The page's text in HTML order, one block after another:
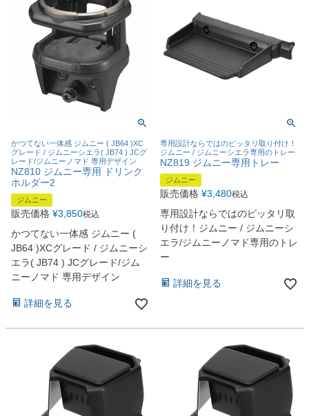
かつてない一体感 ジムニー ( JB64 )XC
グレード / ジムニーシエラ( JB74 ) JCグ
レード/ジムニーノマド 専用デザイン
NZ810 ジムニー専用 ドリンク
ホルダー2
ジムニー
販売価格 ¥3,850税込
かつてない一体感 ジムニー (
JB64 )XCグレード / ジムニーシ
エラ( JB74 ) JCグレード/ジム
ニーノマド 専用デザイン
詳細を見る
専用設計ならではのピッタリ取り付け！
ジムニー / ジムニーシエラ専用のトレー
NZ819 ジムニー専用トレー
ジムニー
販売価格 ¥3,480税込
専用設計ならではのピッタリ取
り付け！ジムニー / ジムニーシ
エラ/ジムニーノマド専用のトレ
ー
詳細を見る